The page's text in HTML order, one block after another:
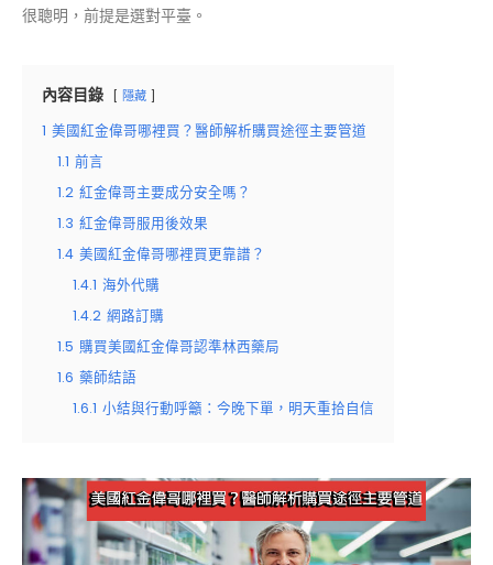
很聰明，前提是選對平臺。
內容目錄 隱藏
1 美國紅金偉哥哪裡買？醫師解析購買途徑主要管道
1.1 前言
1.2 紅金偉哥主要成分安全嗎？
1.3 紅金偉哥服用後效果
1.4 美國紅金偉哥哪裡買更靠譜？
1.4.1 海外代購
1.4.2 網路訂購
1.5 購買美國紅金偉哥認準林西藥局
1.6 藥師結語
1.6.1 小結與行動呼籲：今晚下單，明天重拾自信